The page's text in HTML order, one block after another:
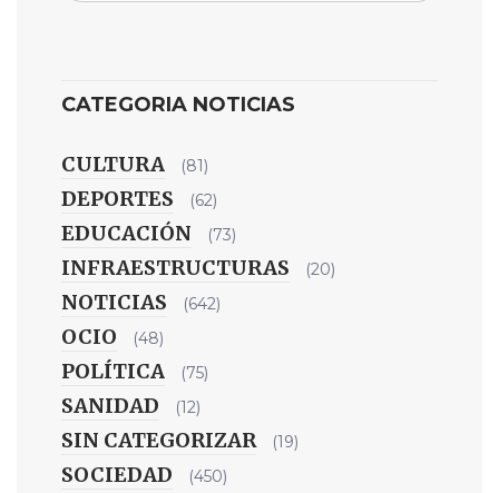
CATEGORIA NOTICIAS
CULTURA (81)
DEPORTES (62)
EDUCACIÓN (73)
INFRAESTRUCTURAS (20)
NOTICIAS (642)
OCIO (48)
POLÍTICA (75)
SANIDAD (12)
SIN CATEGORIZAR (19)
SOCIEDAD (450)